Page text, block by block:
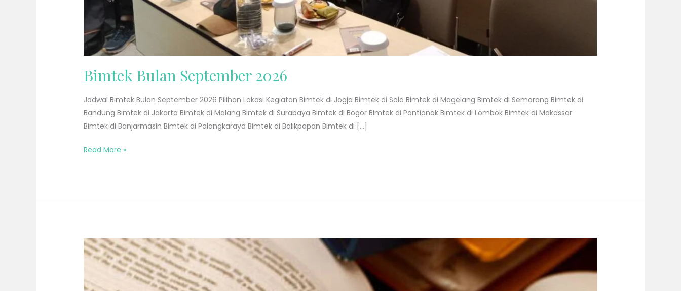
Bimtek Bulan September 2026
Jadwal Bimtek Bulan September 2026 Pilihan Lokasi Kegiatan Bimtek di Jogja Bimtek di Solo Bimtek di Magelang Bimtek di Semarang Bimtek di
Bandung Bimtek di Jakarta Bimtek di Malang Bimtek di Surabaya Bimtek di Bogor Bimtek di Pontianak Bimtek di Lombok Bimtek di Makassar
Bimtek di Banjarmasin Bimtek di Palangkaraya Bimtek di Balikpapan Bimtek di […]
Read More »
Bimtek
Perizinan
Penanaman